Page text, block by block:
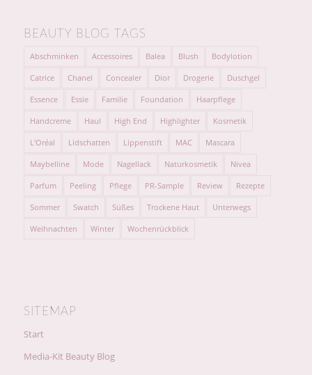
BEAUTY BLOG TAGS
Abschminken Accessoires Balea Blush Bodylotion
Catrice Chanel Concealer Dior Drogerie Duschgel
Essence Essie Familie Foundation Haarpflege
Handcreme Haul High End Highlighter Kosmetik
L'Oréal Lidschatten Lippenstift MAC Mascara
Maybelline Mode Nagellack Naturkosmetik Nivea
Parfum Peeling Pflege PR-Sample Review Rezepte
Sommer Swatch Süßes Trockene Haut Unterwegs
Weihnachten Winter Wochenrückblick
SITEMAP
Start
Media-Kit Beauty Blog